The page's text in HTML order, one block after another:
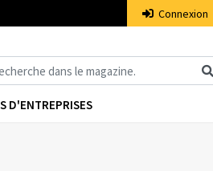
Connexion
D'ENTREPRISES